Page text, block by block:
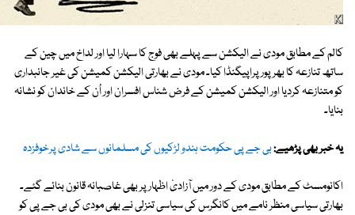
کالم کے مطابق مودی نے الیکشن سے پہلے بھی فوج کا سہارا لیا اور لداخ میں چین کے
ساتھ تنازعہ کا بھرپور پراپیگنڈا کیا۔ مودی نے بھارتی الیکشن کمیشن کی غیر جانبداری
کو متنازعہ کردیا اور الیکشن کمیشن کے فرض شناس افسران اور اُن کے خاندان کو نشانہ
بنایا۔
یہ خبر بھی پڑھیے:بی جے پی حکومت ہندو لڑکیوں کی مسلمانوں سے شادی پرخوفزدہ
اکانومسٹ کے مطابق مودی کے دور میں آزادیٔ اظہار پر بھی غاصبانہ قانون بنائے گئے۔
بھارتی سیاسی منظر نامے میں کانگرس کی سیاسی تنزلی نے بھی مودی کی بی جے پی کو